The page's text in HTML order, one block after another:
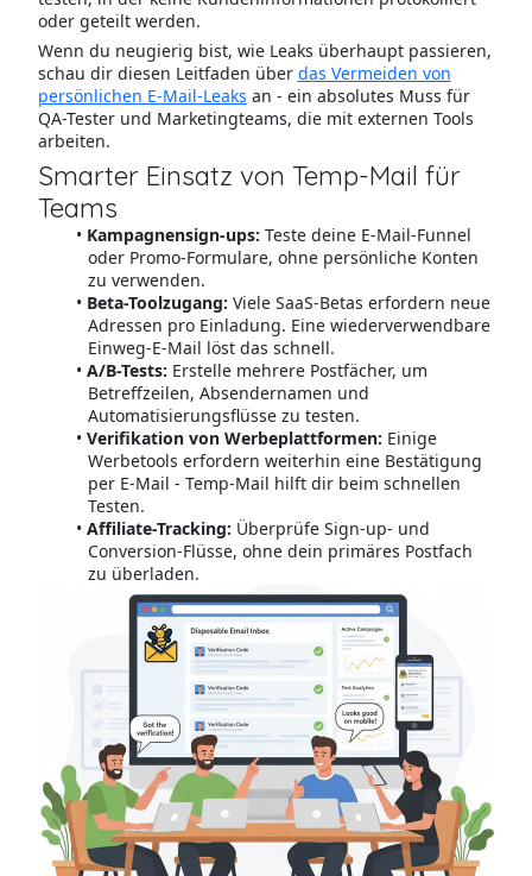
oder geteilt werden.
Wenn du neugierig bist, wie Leaks überhaupt passieren,
schau dir diesen Leitfaden über das Vermeiden von
persönlichen E-Mail-Leaks an - ein absolutes Muss für
QA-Tester und Marketingteams, die mit externen Tools
arbeiten.
Smarter Einsatz von Temp-Mail für
Teams
Kampagnensign-ups: Teste deine E-Mail-Funnel
oder Promo-Formulare, ohne persönliche Konten
zu verwenden.
Beta-Toolzugang: Viele SaaS-Betas erfordern neue
Adressen pro Einladung. Eine wiederverwendbare
Einweg-E-Mail löst das schnell.
A/B-Tests: Erstelle mehrere Postfächer, um
Betreffzeilen, Absendernamen und
Automatisierungsflüsse zu testen.
Verifikation von Werbeplattformen: Einige
Werbetools erfordern weiterhin eine Bestätigung
per E-Mail - Temp-Mail hilft dir beim schnellen
Testen.
Affiliate-Tracking: Überprüfe Sign-up- und
Conversion-Flüsse, ohne dein primäres Postfach
zu überladen.